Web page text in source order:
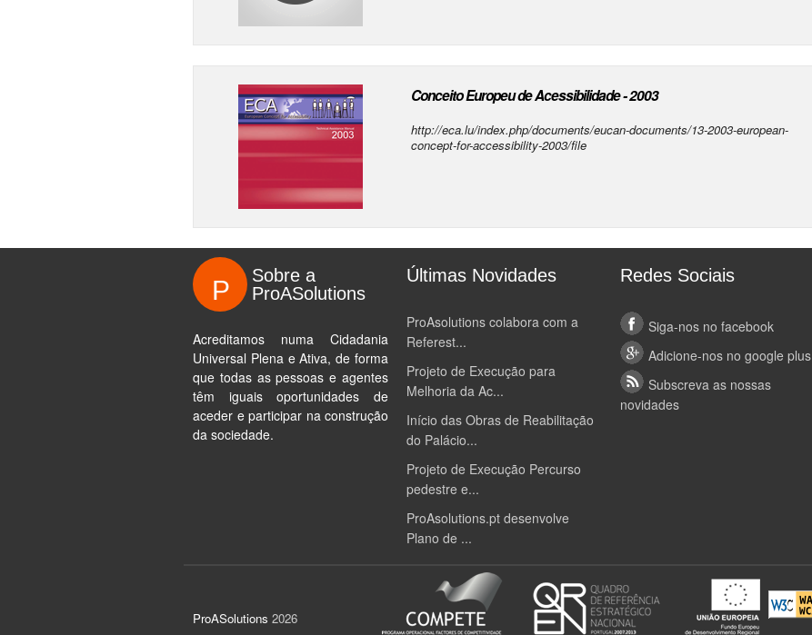
Conceito Europeu de Acessibilidade - 2003
http://eca.lu/index.php/documents/eucan-documents/13-2003-european-
concept-for-accessibility-2003/file
P
Sobre a
ProASolutions
Acreditamos numa Cidadania
Universal Plena e Ativa, de forma
que todas as pessoas e agentes
têm iguais oportunidades de
aceder e participar na construção
da sociedade.
Últimas Novidades
ProAsolutions colabora com a
Referest...
Projeto de Execução para
Melhoria da Ac...
Início das Obras de Reabilitação
do Palácio...
Projeto de Execução Percurso
pedestre e...
ProAsolutions.pt desenvolve
Plano de ...
Redes Sociais
Siga-nos no facebook
Adicione-nos no google plus
Subscreva as nossas
novidades
ProASolutions 2026